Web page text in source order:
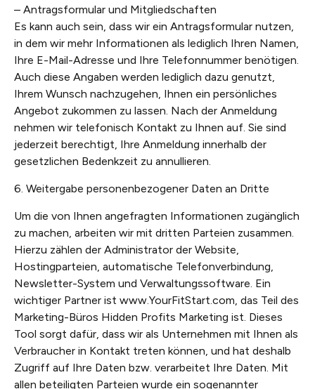
– Antragsformular und Mitgliedschaften
Es kann auch sein, dass wir ein Antragsformular nutzen,
in dem wir mehr Informationen als lediglich Ihren Namen,
Ihre E-Mail-Adresse und Ihre Telefonnummer benötigen.
Auch diese Angaben werden lediglich dazu genutzt,
Ihrem Wunsch nachzugehen, Ihnen ein persönliches
Angebot zukommen zu lassen. Nach der Anmeldung
nehmen wir telefonisch Kontakt zu Ihnen auf. Sie sind
jederzeit berechtigt, Ihre Anmeldung innerhalb der
gesetzlichen Bedenkzeit zu annullieren.
6. Weitergabe personenbezogener Daten an Dritte
Um die von Ihnen angefragten Informationen zugänglich
zu machen, arbeiten wir mit dritten Parteien zusammen.
Hierzu zählen der Administrator der Website,
Hostingparteien, automatische Telefonverbindung,
Newsletter-System und Verwaltungssoftware. Ein
wichtiger Partner ist www.YourFitStart.com, das Teil des
Marketing-Büros Hidden Profits Marketing ist. Dieses
Tool sorgt dafür, dass wir als Unternehmen mit Ihnen als
Verbraucher in Kontakt treten können, und hat deshalb
Zugriff auf Ihre Daten bzw. verarbeitet Ihre Daten. Mit
allen beteiligten Parteien wurde ein sogenannter